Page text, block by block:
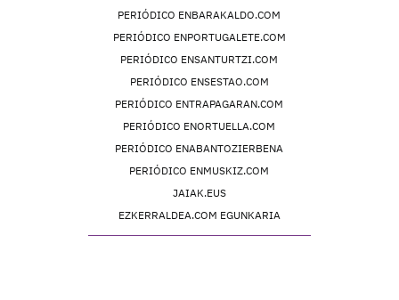
PERIÓDICO ENBARAKALDO.COM
PERIÓDICO ENPORTUGALETE.COM
PERIÓDICO ENSANTURTZI.COM
PERIÓDICO ENSESTAO.COM
PERIÓDICO ENTRAPAGARAN.COM
PERIÓDICO ENORTUELLA.COM
PERIÓDICO ENABANTOZIERBENA
PERIÓDICO ENMUSKIZ.COM
JAIAK.EUS
EZKERRALDEA.COM EGUNKARIA